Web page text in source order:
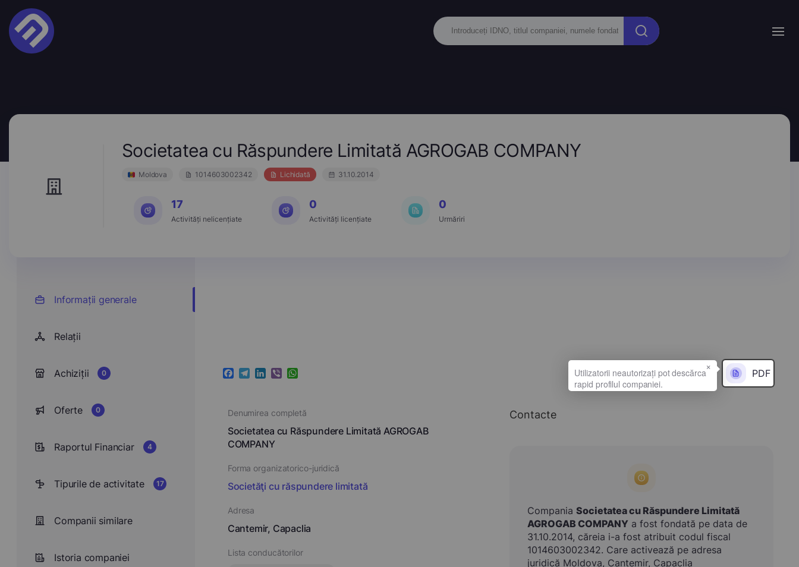
Societatea cu Răspundere Limitată AGROGAB COMPANY
Moldova 1014603002342 Lichidată 31.10.2014
17
Activități nelicențiate
0
Activități licențiate
0
Urmăriri
Informații generale
Relații
Achiziții 0
Oferte 0
Raportul Financiar 4
Tipurile de activitate 17
Companii similare
Istoria companiei
Facebook
Telegram
LinkedIn
ViberWhatsApp PDF
Denumirea completă
Societatea cu Răspundere Limitată AGROGAB
COMPANY
Forma organizatorico-juridică
Societăţi cu răspundere limitată
Adresa
Cantemir, Capaclia
Lista conducătorilor
Contacte
Compania Societatea cu Răspundere Limitată
AGROGAB COMPANYa fost fondată pe data de
31.10.2014, căreia i-a fost atribuit codul fiscal
1014603002342. Care activează pe adresa
juridică Moldova, Cantemir, Capaclia
×